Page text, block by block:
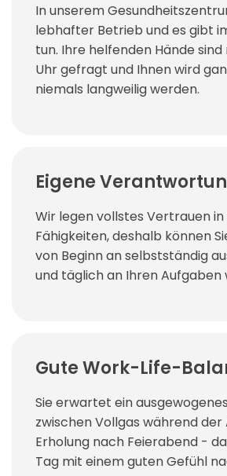
In unserem
lebhafter Betrieb und es gibt
tun. Ihre helfenden Hände sind
Uhr gefragt und Ihnen wird
niemals langweilig werden.
Eigene
Wir legen vollstes Vertrauen in
Fähigkeiten, deshalb können
von Beginn an selbstständig
und täglich an Ihren Aufgaben
Gute Work-Life-
Sie erwartet ein
zwischen Vollgas während
Erholung nach Feierabend -
Tag mit einem guten Gefühl